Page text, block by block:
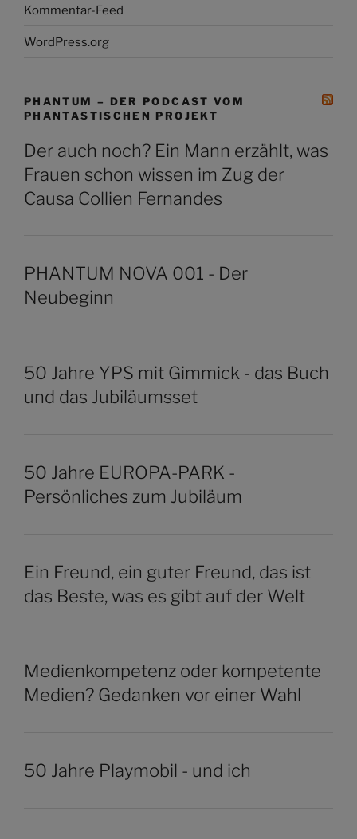
Kommentar-Feed
WordPress.org
PHANTUM – DER PODCAST VOM
PHANTASTISCHEN PROJEKT
Der auch noch? Ein Mann erzählt, was
Frauen schon wissen im Zug der
Causa Collien Fernandes
PHANTUM NOVA 001 - Der
Neubeginn
50 Jahre YPS mit Gimmick - das Buch
und das Jubiläumsset
50 Jahre EUROPA-PARK -
Persönliches zum Jubiläum
Ein Freund, ein guter Freund, das ist
das Beste, was es gibt auf der Welt
Medienkompetenz oder kompetente
Medien? Gedanken vor einer Wahl
50 Jahre Playmobil - und ich